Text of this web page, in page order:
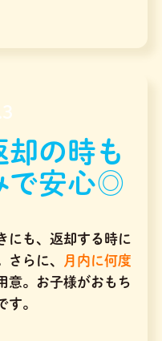
の時も
で安心◎
にも、返却する時に
さらに、
月内に何度
意。お子様がおもち
す。